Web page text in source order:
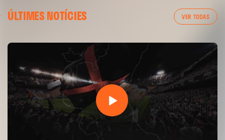
ÚLTIMES NOTÍCIES VER TODAS